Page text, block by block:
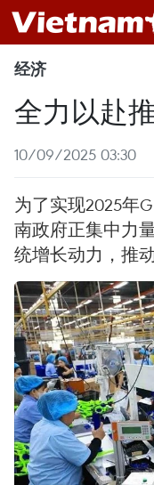
经济
全力以赴
10/09/2025 03:30
为了实现2025年
南政府正集中力
统增长动力，推